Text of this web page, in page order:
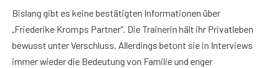
Bislang gibt es keine bestätigten Informationen über
„Friederike Kromps Partner“. Die Trainerin hält ihr Privatleben
bewusst unter Verschluss. Allerdings betont sie in Interviews
immer wieder die Bedeutung von Familie und enger